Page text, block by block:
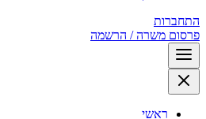
התחברות
פרסום משרה / הרשמה
ראשי